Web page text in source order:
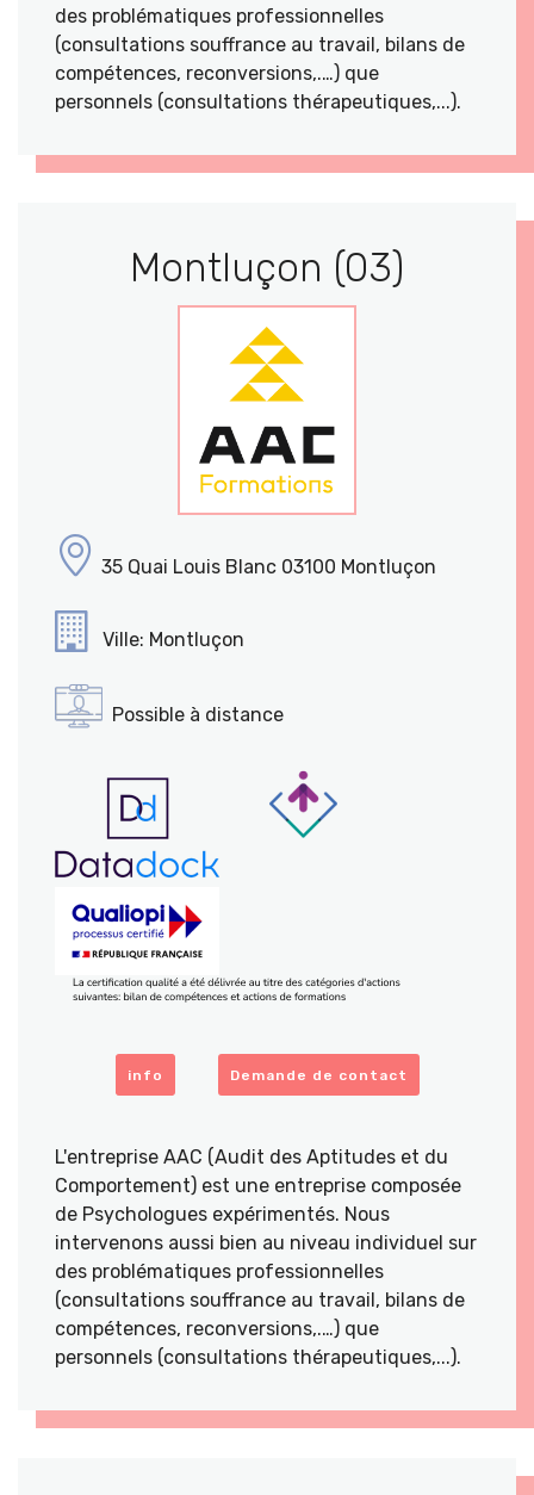
des problématiques professionnelles
(consultations souffrance au travail, bilans de
compétences, reconversions,.…) que
personnels (consultations thérapeutiques,...).
Montluçon (03)
35 Quai Louis Blanc 03100 Montluçon
Ville: Montluçon
Possible à distance
info Demande de contact
L'entreprise AAC (Audit des Aptitudes et du
Comportement) est une entreprise composée
de Psychologues expérimentés. Nous
intervenons aussi bien au niveau individuel sur
des problématiques professionnelles
(consultations souffrance au travail, bilans de
compétences, reconversions,.…) que
personnels (consultations thérapeutiques,...).